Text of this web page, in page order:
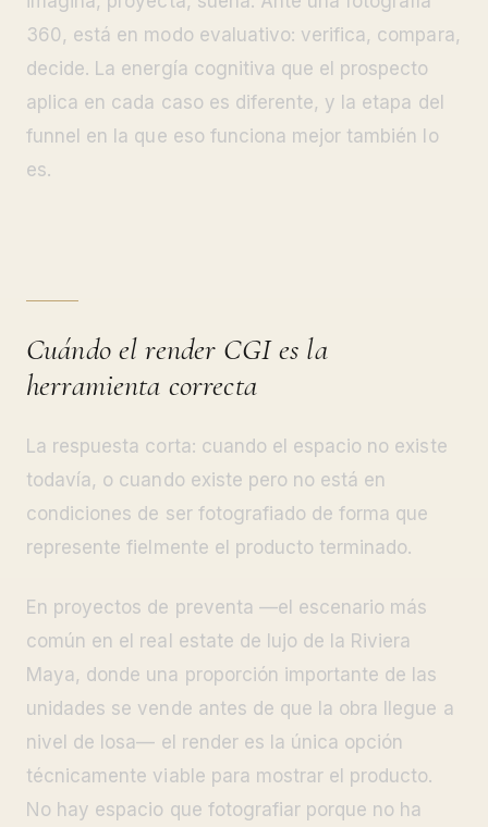
360, está en modo evaluativo: verifica, compara,
decide. La energía cognitiva que el prospecto
aplica en cada caso es diferente, y la etapa del
funnel en la que eso funciona mejor también lo
es.
Cuándo el render CGI es la
herramienta correcta
La respuesta corta: cuando el espacio no existe
todavía, o cuando existe pero no está en
condiciones de ser fotografiado de forma que
represente fielmente el producto terminado.
En proyectos de preventa —el escenario más
común en el real estate de lujo de la Riviera
Maya, donde una proporción importante de las
unidades se vende antes de que la obra llegue a
nivel de losa— el render es la única opción
técnicamente viable para mostrar el producto.
No hay espacio que fotografiar porque no ha